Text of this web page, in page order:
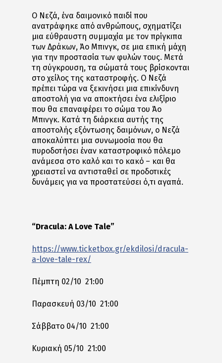
Ο Νεζά, ένα δαιμονικό παιδί που
ανατράφηκε από ανθρώπους, σχηματίζει
μια εύθραυστη συμμαχία με τον πρίγκιπα
των Δράκων, Άο Μπινγκ, σε μια επική μάχη
για την προστασία των φυλών τους. Μετά
τη σύγκρουση, τα σώματά τους βρίσκονται
στο χείλος της καταστροφής. Ο Νεζά
πρέπει τώρα να ξεκινήσει μια επικίνδυνη
αποστολή για να αποκτήσει ένα ελιξίριο
που θα επαναφέρει το σώμα του Άο
Μπινγκ. Κατά τη διάρκεια αυτής της
αποστολής εξόντωσης δαιμόνων, ο Νεζά
αποκαλύπτει μια συνωμοσία που θα
πυροδοτήσει έναν καταστροφικό πόλεμο
ανάμεσα στο καλό και το κακό – και θα
χρειαστεί να αντισταθεί σε προδοτικές
δυνάμεις για να προστατεύσει ό,τι αγαπά.
“Dracula: A Love Tale”
https://www.ticketbox.gr/ekdilosi/dracula-
a-love-tale-rex/
Πέμπτη 02/10 21:00
Παρασκευή 03/10 21:00
Σάββατο 04/10 21:00
Κυριακή 05/10 21:00